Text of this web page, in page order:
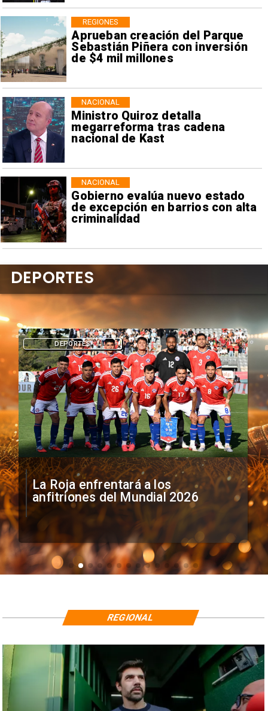
Aprueban creación del Parque
Sebastián Piñera con inversión
de $4 mil millones
REGIONES
Ministro Quiroz detalla
megarreforma tras cadena
nacional de Kast
NACIONAL
Gobierno evalúa nuevo estado
de excepción en barrios con alta
criminalidad
NACIONAL
La Roja enfrentará a los
anfitriones del Mundial 2026
DEPORTES
DEPORTES
REGIONAL